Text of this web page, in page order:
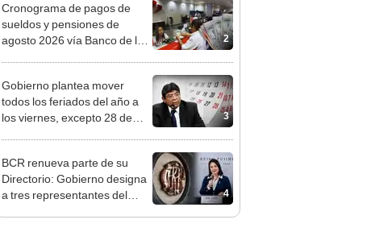
2
Cronograma de pagos de
sueldos y pensiones de
agosto 2026 vía Banco de la
3
Gobierno plantea mover
todos los feriados del año a
los viernes, excepto 28 de
4
BCR renueva parte de su
Directorio: Gobierno designa
a tres representantes del